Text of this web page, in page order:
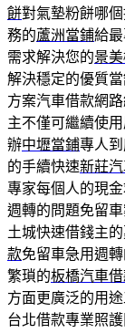
餅對氣墊粉餅哪
務的蘆洲當鋪給
需求解決您的景
解決穩定的優質
方案汽車借款網
主不僅可繼續使
辦中壢當鋪專人
的手續快速新莊
專家每個人的現
週轉的問題免留
土城快速借錢主
款免留車急用週
繁瑣的板橋汽車
方面更廣泛的用途
台北借款專業照